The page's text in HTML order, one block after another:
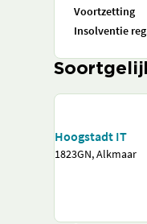
Voortzetting
Insolventie
Hoogstadt IT
1823GN, Alkmaar